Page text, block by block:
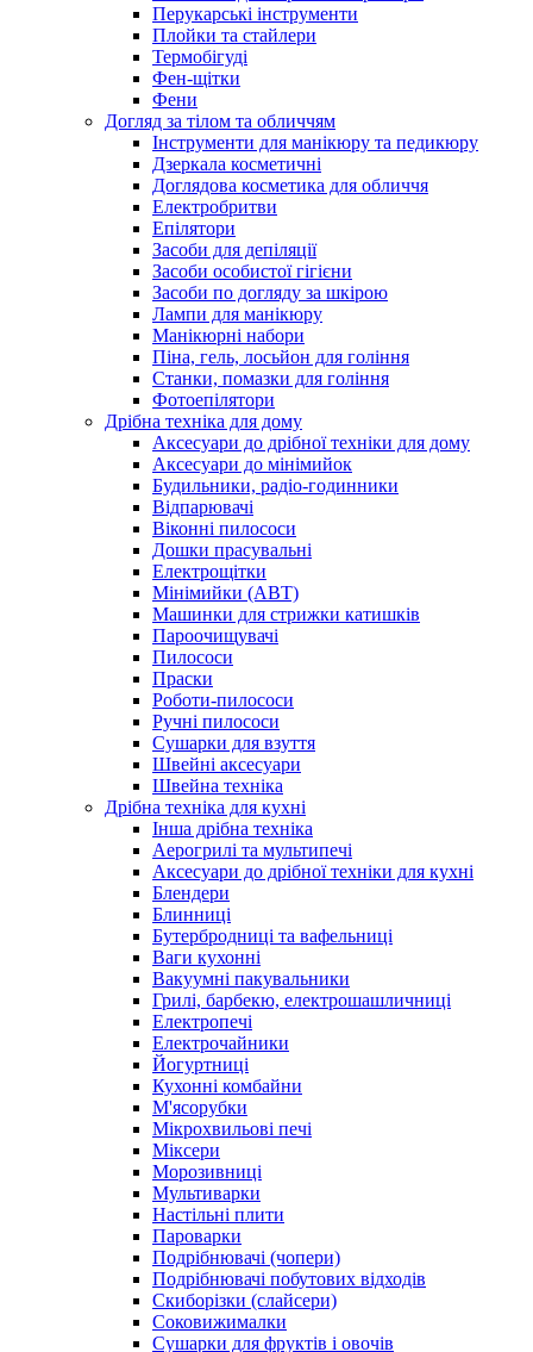
Перукарські інструменти
Плойки та стайлери
Термобігуді
Фен-щітки
Фени
Догляд за тілом та обличчям
Інструменти для манікюру та педикюру
Дзеркала косметичні
Доглядова косметика для обличчя
Електробритви
Епілятори
Засоби для депіляції
Засоби особистої гігієни
Засоби по догляду за шкірою
Лампи для манікюру
Манікюрні набори
Піна, гель, лосьйон для гоління
Станки, помазки для гоління
Фотоепілятори
Дрібна техніка для дому
Аксесуари до дрібної техніки для дому
Аксесуари до мінімийок
Будильники, радіо-годинники
Відпарювачі
Віконні пилососи
Дошки прасувальні
Електрощітки
Мінімийки (АВТ)
Машинки для стрижки катишків
Пароочищувачі
Пилососи
Праски
Роботи-пилососи
Ручні пилососи
Сушарки для взуття
Швейні аксесуари
Швейна техніка
Дрібна техніка для кухні
Інша дрібна техніка
Аерогрилі та мультипечі
Аксесуари до дрібної техніки для кухні
Блендери
Блинниці
Бутербродниці та вафельниці
Ваги кухонні
Вакуумні пакувальники
Грилі, барбекю, електрошашличниці
Електропечі
Електрочайники
Йогуртниці
Кухонні комбайни
М'ясорубки
Мікрохвильові печі
Міксери
Морозивниці
Мультиварки
Настільні плити
Пароварки
Подрібнювачі (чопери)
Подрібнювачі побутових відходів
Скиборізки (слайсери)
Соковижималки
Сушарки для фруктів і овочів